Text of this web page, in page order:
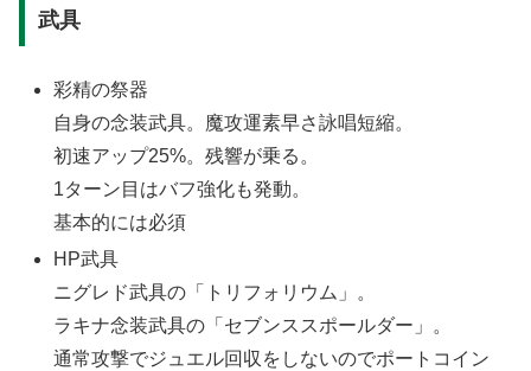
武具
彩精の祭器
自身の念装武具。魔攻運素早さ詠唱短縮。
初速アップ25%。残響が乗る。
1ターン目はバフ強化も発動。
基本的には必須
HP武具
ニグレド武具の「トリフォリウム」。
ラキナ念装武具の「セブンススポールダー」。
通常攻撃でジュエル回収をしないのでポートコイン